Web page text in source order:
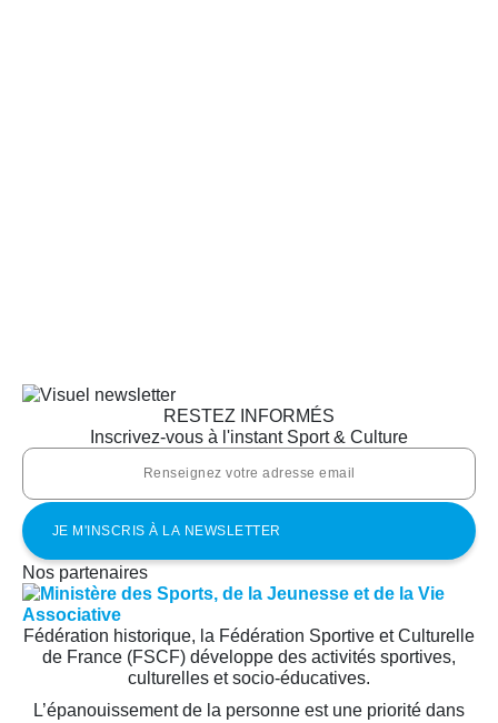
RESTEZ INFORMÉS
Inscrivez-vous à l'instant Sport & Culture
Nos partenaires
Fédération historique, la Fédération Sportive et Culturelle
de France (FSCF) développe des activités sportives,
culturelles et socio-éducatives.
L’épanouissement de la personne est une priorité dans